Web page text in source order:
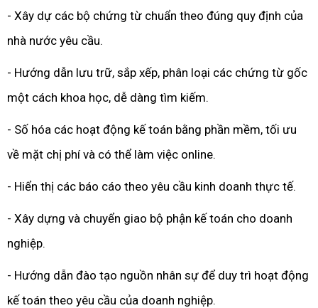
- Xây dự các bộ chứng từ chuẩn theo đúng quy định của
nhà nước yêu cầu.
- Hướng dẫn lưu trữ, sắp xếp, phân loại các chứng từ gốc
một cách khoa học, dễ dàng tìm kiếm.
- Số hóa các hoạt động kế toán bằng phần mềm, tối ưu
về mặt chị phí và có thể làm việc online.
- Hiển thị các báo cáo theo yêu cầu kinh doanh thực tế.
- Xây dựng và chuyển giao bộ phận kế toán cho doanh
nghiệp.
- Hướng dẫn đào tạo nguồn nhân sự để duy trì hoạt động
kế toán theo yêu cầu của doanh nghiệp.